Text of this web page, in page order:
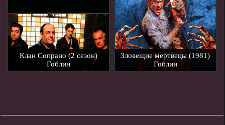
Клан Сопрано (2 сезон)
Гоблин
Зловещие мертвецы (1981)
Гоблин